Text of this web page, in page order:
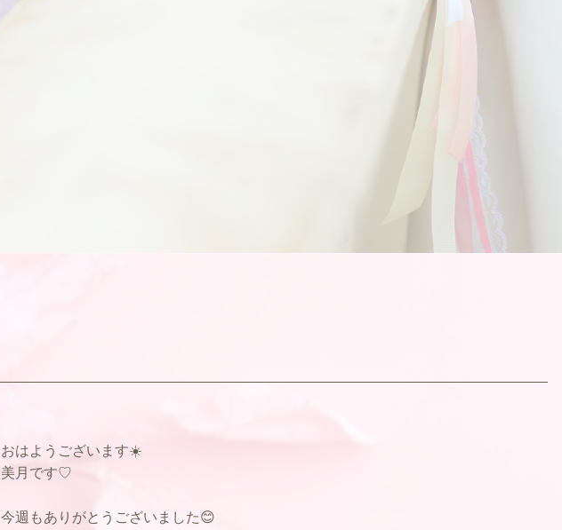
おはようございます☀️
美月です♡
今週もありがとうございました😊